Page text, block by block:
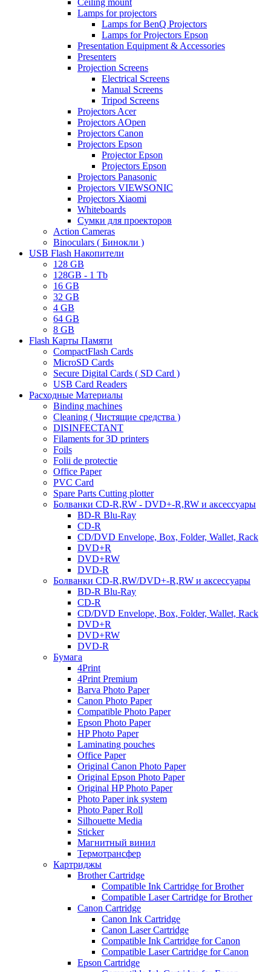
Ceiling mount
Lamps for projectors
Lamps for BenQ Projectors
Lamps for Projectors Epson
Presentation Equipment & Accessories
Presenters
Projection Screens
Electrical Screens
Manual Screens
Tripod Screens
Projectors Acer
Projectors AOpen
Projectors Canon
Projectors Epson
Projector Epson
Projectors Epson
Projectors Panasonic
Projectors VIEWSONIC
Projectors Xiaomi
Whiteboards
Сумки для проекторов
Action Cameras
Binoculars ( Бинокли )
USB Flash Накопители
128 GB
128GB - 1 Tb
16 GB
32 GB
4 GB
64 GB
8 GB
Flash Карты Памяти
CompactFlash Cards
MicroSD Cards
Secure Digital Cards ( SD Card )
USB Card Readers
Расходные Материалы
Binding machines
Cleaning ( Чистящие средства )
DISINFECTANT
Filaments for 3D printers
Foils
Folii de protectie
Office Paper
PVC Card
Spare Parts Cutting plotter
Болванки CD-R,RW - DVD+-R,RW и аксессуары
BD-R Blu-Ray
CD-R
CD/DVD Envelope, Box, Folder, Wallet, Rack
DVD+R
DVD+RW
DVD-R
Болванки CD-R,RW/DVD+-R,RW и аксессуары
BD-R Blu-Ray
CD-R
CD/DVD Envelope, Box, Folder, Wallet, Rack
DVD+R
DVD+RW
DVD-R
Бумага
4Print
4Print Premium
Barva Photo Paper
Canon Photo Paper
Compatible Photo Paper
Epson Photo Paper
HP Photo Paper
Laminating pouches
Office Paper
Original Canon Photo Paper
Original Epson Photo Paper
Original HP Photo Paper
Photo Paper ink system
Photo Paper Roll
Silhouette Media
Sticker
Магнитный винил
Термотрансфер
Картриджы
Brother Cartridge
Compatible Ink Cartridge for Brother
Compatible Laser Cartridge for Brother
Canon Cartridge
Canon Ink Cartridge
Canon Laser Cartridge
Compatible Ink Cartridge for Canon
Compatible Laser Cartridge for Canon
Epson Cartridge